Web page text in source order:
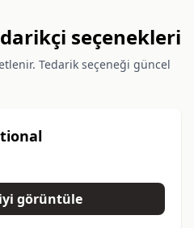
seçenekleri
Tedarik seçeneği güncel
görüntüle